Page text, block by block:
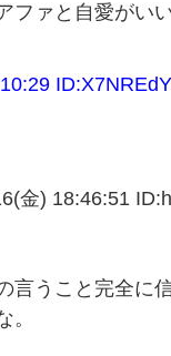
ァと自愛がい
金) 18:46:51
言うこと完全に
。